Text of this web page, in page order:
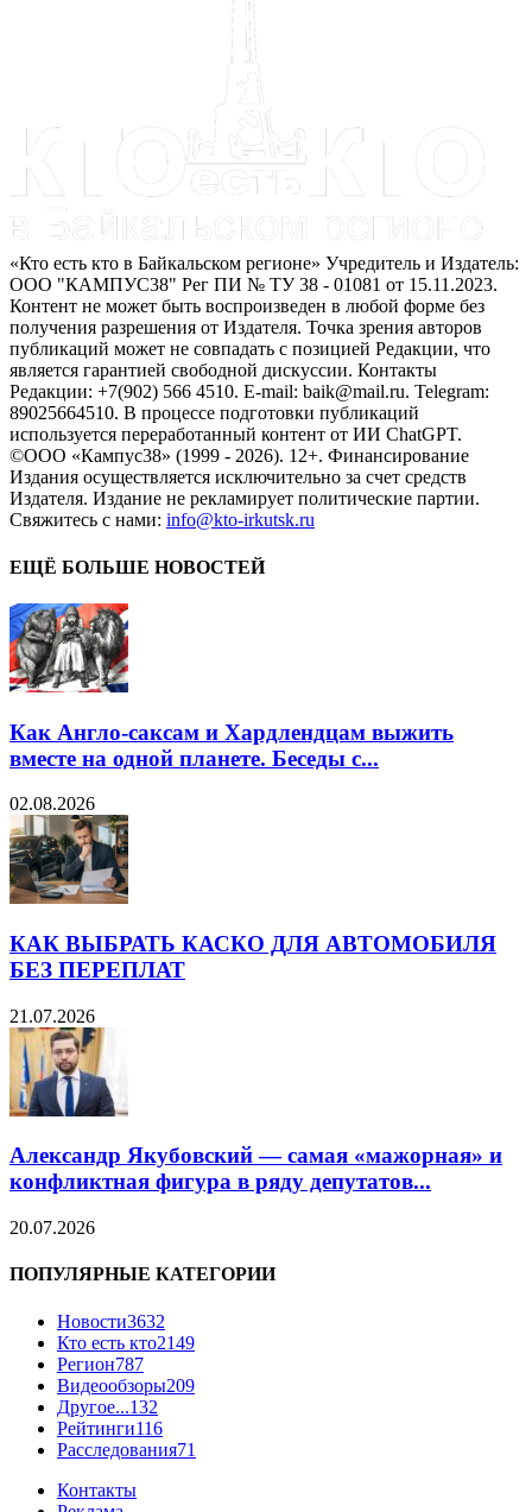
«Кто есть кто в Байкальском регионе» Учредитель и Издатель:
ООО "КАМПУС38" Рег ПИ № ТУ 38 - 01081 от 15.11.2023.
Контент не может быть воспроизведен в любой форме без
получения разрешения от Издателя. Точка зрения авторов
публикаций может не совпадать с позицией Редакции, что
является гарантией свободной дискуссии. Контакты
Редакции: +7(902) 566 4510. E-mail: baik@mail.ru. Telegram:
89025664510. В процессе подготовки публикаций
используется переработанный контент от ИИ ChatGPT.
©ООО «Кампус38» (1999 - 2026). 12+. Финансирование
Издания осуществляется исключительно за счет средств
Издателя. Издание не рекламирует политические партии.
Свяжитесь с нами: info@kto-irkutsk.ru
ЕЩЁ БОЛЬШЕ НОВОСТЕЙ
Как Англо-саксам и Хардлендцам выжить
вместе на одной планете. Беседы с...
02.08.2026
КАК ВЫБРАТЬ КАСКО ДЛЯ АВТОМОБИЛЯ
БЕЗ ПЕРЕПЛАТ
21.07.2026
Александр Якубовский — самая «мажорная» и
конфликтная фигура в ряду депутатов...
20.07.2026
ПОПУЛЯРНЫЕ КАТЕГОРИИ
Новости3632
Кто есть кто2149
Регион787
Видеообзоры209
Другое...132
Рейтинги116
Расследования71
Контакты